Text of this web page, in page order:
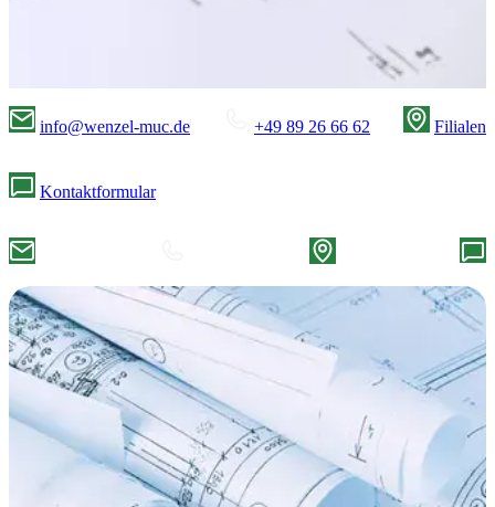
info@wenzel-muc.de +49 89 26 66 62 Filialen
Kontaktformular